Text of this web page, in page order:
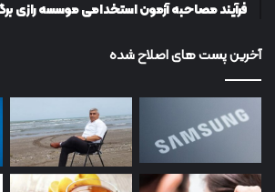
فرآیند مصاحبه آزمون استخدامی موسسه رازی
آخرین پست های اصلاح شده